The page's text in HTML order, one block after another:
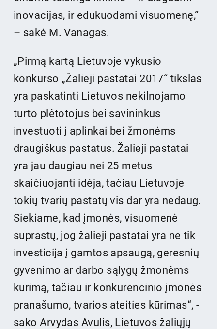
inovacijas, ir edukuodami visuomenę,“
– sakė M. Vanagas.
„Pirmą kartą Lietuvoje vykusio
konkurso „Žalieji pastatai 2017“ tikslas
yra paskatinti Lietuvos nekilnojamo
turto plėtotojus bei savininkus
investuoti į aplinkai bei žmonėms
draugiškus pastatus. Žalieji pastatai
yra jau daugiau nei 25 metus
skaičiuojanti idėja, tačiau Lietuvoje
tokių tvarių pastatų vis dar yra nedaug.
Siekiame, kad įmonės, visuomenė
suprastų, jog žalieji pastatai yra ne tik
investicija į gamtos apsaugą, geresnių
gyvenimo ar darbo sąlygų žmonėms
kūrimą, tačiau ir konkurencinio įmonės
pranašumo, tvarios ateities kūrimas“, -
sako Arvydas Avulis, Lietuvos žaliųjų